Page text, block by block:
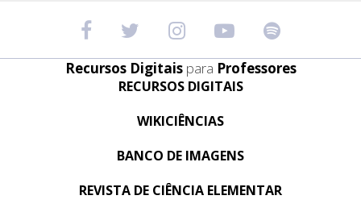
Recursos Digitais para Professores
RECURSOS DIGITAIS
WIKICIÊNCIAS
BANCO DE IMAGENS
REVISTA DE CIÊNCIA ELEMENTAR